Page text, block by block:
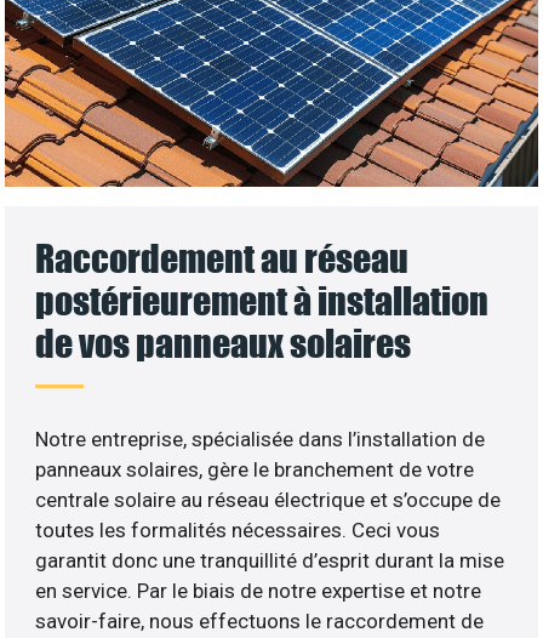
Raccordement au réseau
postérieurement à installation
de vos panneaux solaires
Notre entreprise, spécialisée dans l’installation de
panneaux solaires, gère le branchement de votre
centrale solaire au réseau électrique et s’occupe de
toutes les formalités nécessaires. Ceci vous
garantit donc une tranquillité d’esprit durant la mise
en service. Par le biais de notre expertise et notre
savoir-faire, nous effectuons le raccordement de